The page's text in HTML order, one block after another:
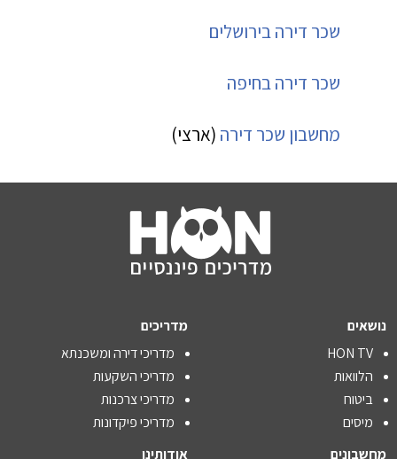
שכר דירה בירושלים
שכר דירה בחיפה
מחשבון שכר דירה (ארצי)
נושאים
HON TV
הלוואות
ביטוח
מיסים
מדריכים
מדריכי דירה ומשכנתא
מדריכי השקעות
מדריכי צרכנות
מדריכי פיקדונות
מחשבונים
אודותינו